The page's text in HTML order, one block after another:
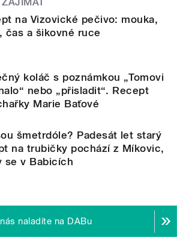
na Vizovické pečivo: mouka,
čas a šikovné ruce
koláč s poznámkou „Tomovi
nebo „přisladit“. Recept
Marie Baťové
šmetrdóle? Padesát let starý
na trubičky pochází z Míkovic,
se v Babicích
naladíte na DABu